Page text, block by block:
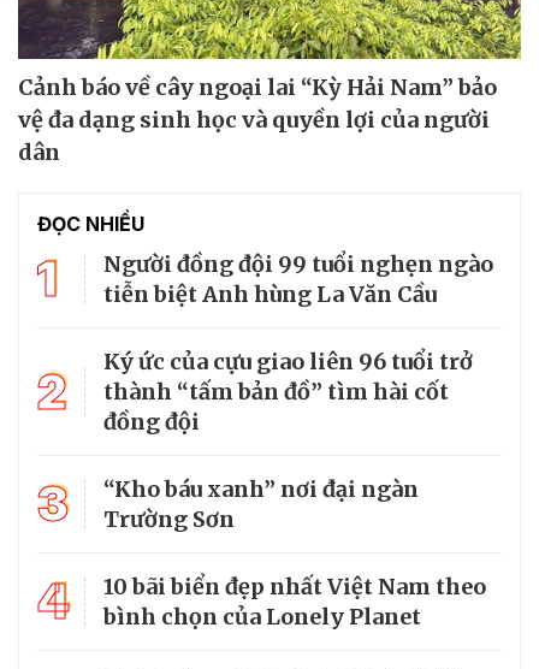
Cảnh báo về cây ngoại lai “Kỳ Hải Nam” bảo
vệ đa dạng sinh học và quyền lợi của người
dân
ĐỌC NHIỀU
1
Người đồng đội 99 tuổi nghẹn ngào
tiễn biệt Anh hùng La Văn Cầu
2
Ký ức của cựu giao liên 96 tuổi trở
thành “tấm bản đồ” tìm hài cốt
đồng đội
3
“Kho báu xanh” nơi đại ngàn
Trường Sơn
4
10 bãi biển đẹp nhất Việt Nam theo
bình chọn của Lonely Planet